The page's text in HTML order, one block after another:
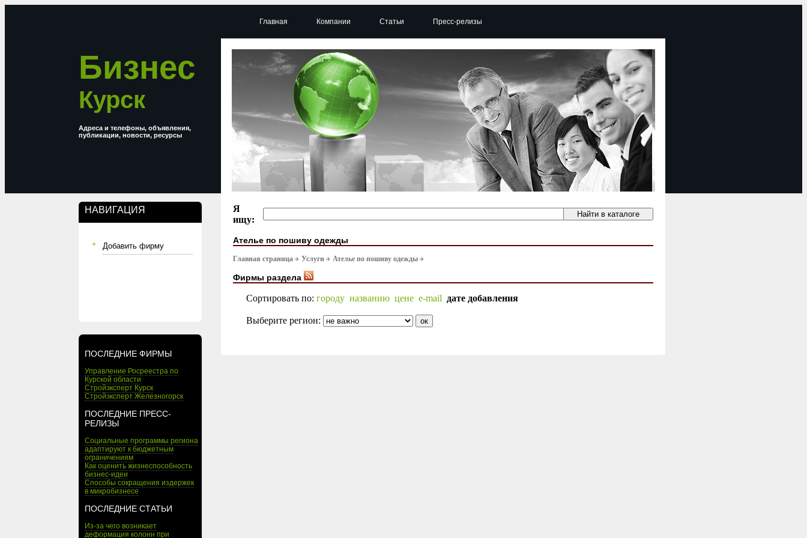
Бизнес
Курск
Адреса и телефоны, объявления,
публикации, новости, ресурсы
НАВИГАЦИЯ
Добавить фирму
ПОСЛЕДНИЕ ФИРМЫ
Управление Росреестра по
Курской области
Стройэксперт Курск
Стройэксперт Железногорск
ПОСЛЕДНИЕ ПРЕСС-
РЕЛИЗЫ
Социальные программы региона
адаптируют к бюджетным
ограничениям
Как оценить жизнеспособность
бизнес-идеи
Способы сокращения издержек
в микробизнесе
ПОСЛЕДНИЕ СТАТЬИ
Из-за чего возникает
деформация колонн при
Главная Компании Статьи Пресс-релизы
Я
ищу:
Ателье по пошиву одежды
Главная страница Услуги Ателье по пошиву одежды
Фирмы раздела
Сортировать по: городу названию цене e-mail дате добавления
Выберите регион: